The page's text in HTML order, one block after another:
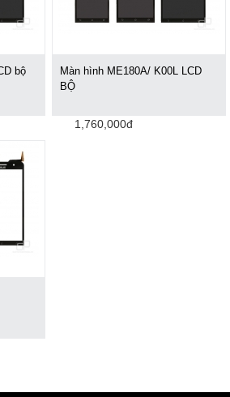
bộ
Màn hình ME180A/ K00L LCD
BỘ
1,760,000đ